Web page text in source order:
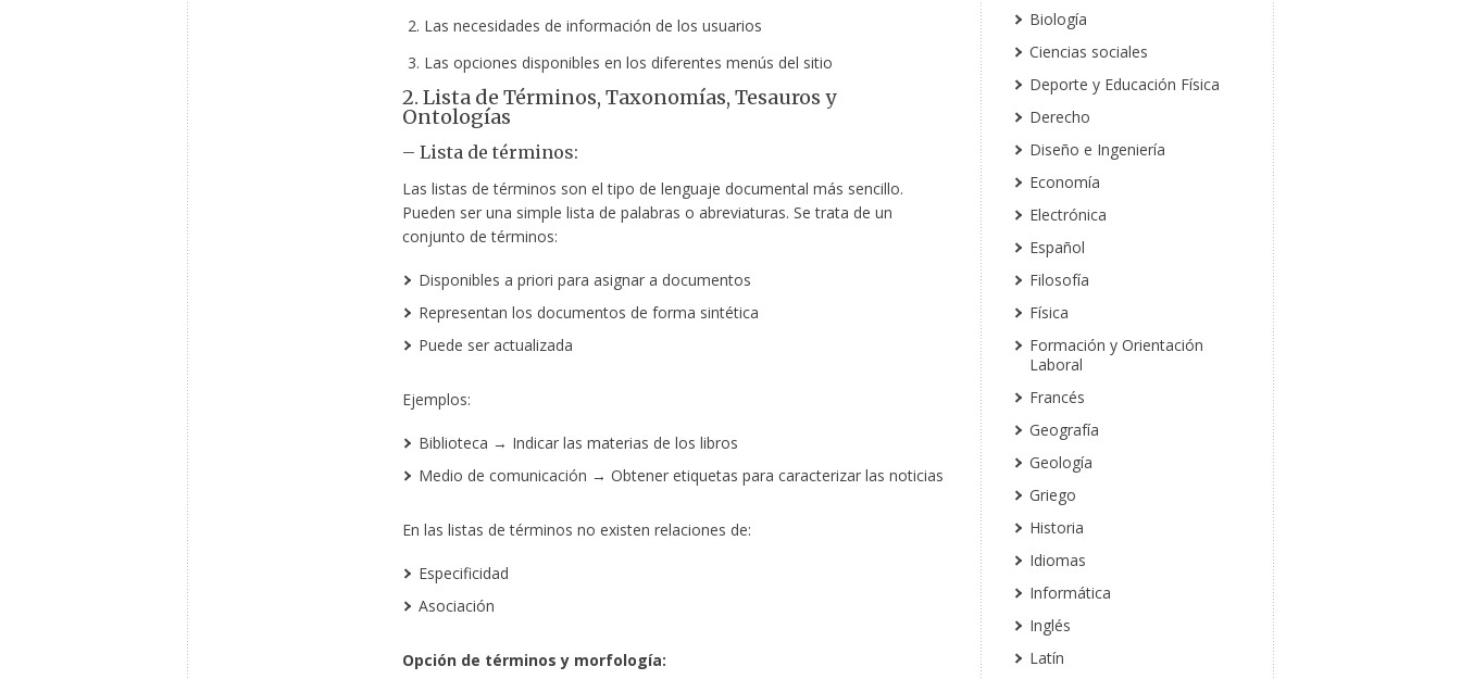
Las necesidades de información de los usuarios
Las opciones disponibles en los diferentes menús del sitio
2. Lista de Términos, Taxonomías, Tesauros y
Ontologías
– Lista de términos:
Las listas de términos son el tipo de lenguaje documental más sencillo.
Pueden ser una simple lista de palabras o abreviaturas. Se trata de un
conjunto de términos:
Disponibles a priori para asignar a documentos
Representan los documentos de forma sintética
Puede ser actualizada
Ejemplos:
Biblioteca → Indicar las materias de los libros
Medio de comunicación → Obtener etiquetas para caracterizar las noticias
En las listas de términos no existen relaciones de:
Especificidad
Asociación
Opción de términos y morfología:
Biología
Ciencias sociales
Deporte y Educación Física
Derecho
Diseño e Ingeniería
Economía
Electrónica
Español
Filosofía
Física
Formación y Orientación
Laboral
Francés
Geografía
Geología
Griego
Historia
Idiomas
Informática
Inglés
Latín